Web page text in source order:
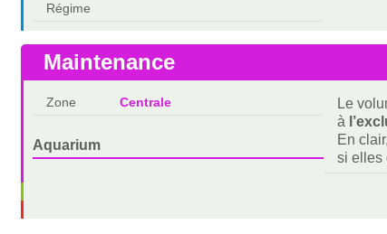
Régime
Maintenance
Zone Centrale
Aquarium
Le
à
En
si elles